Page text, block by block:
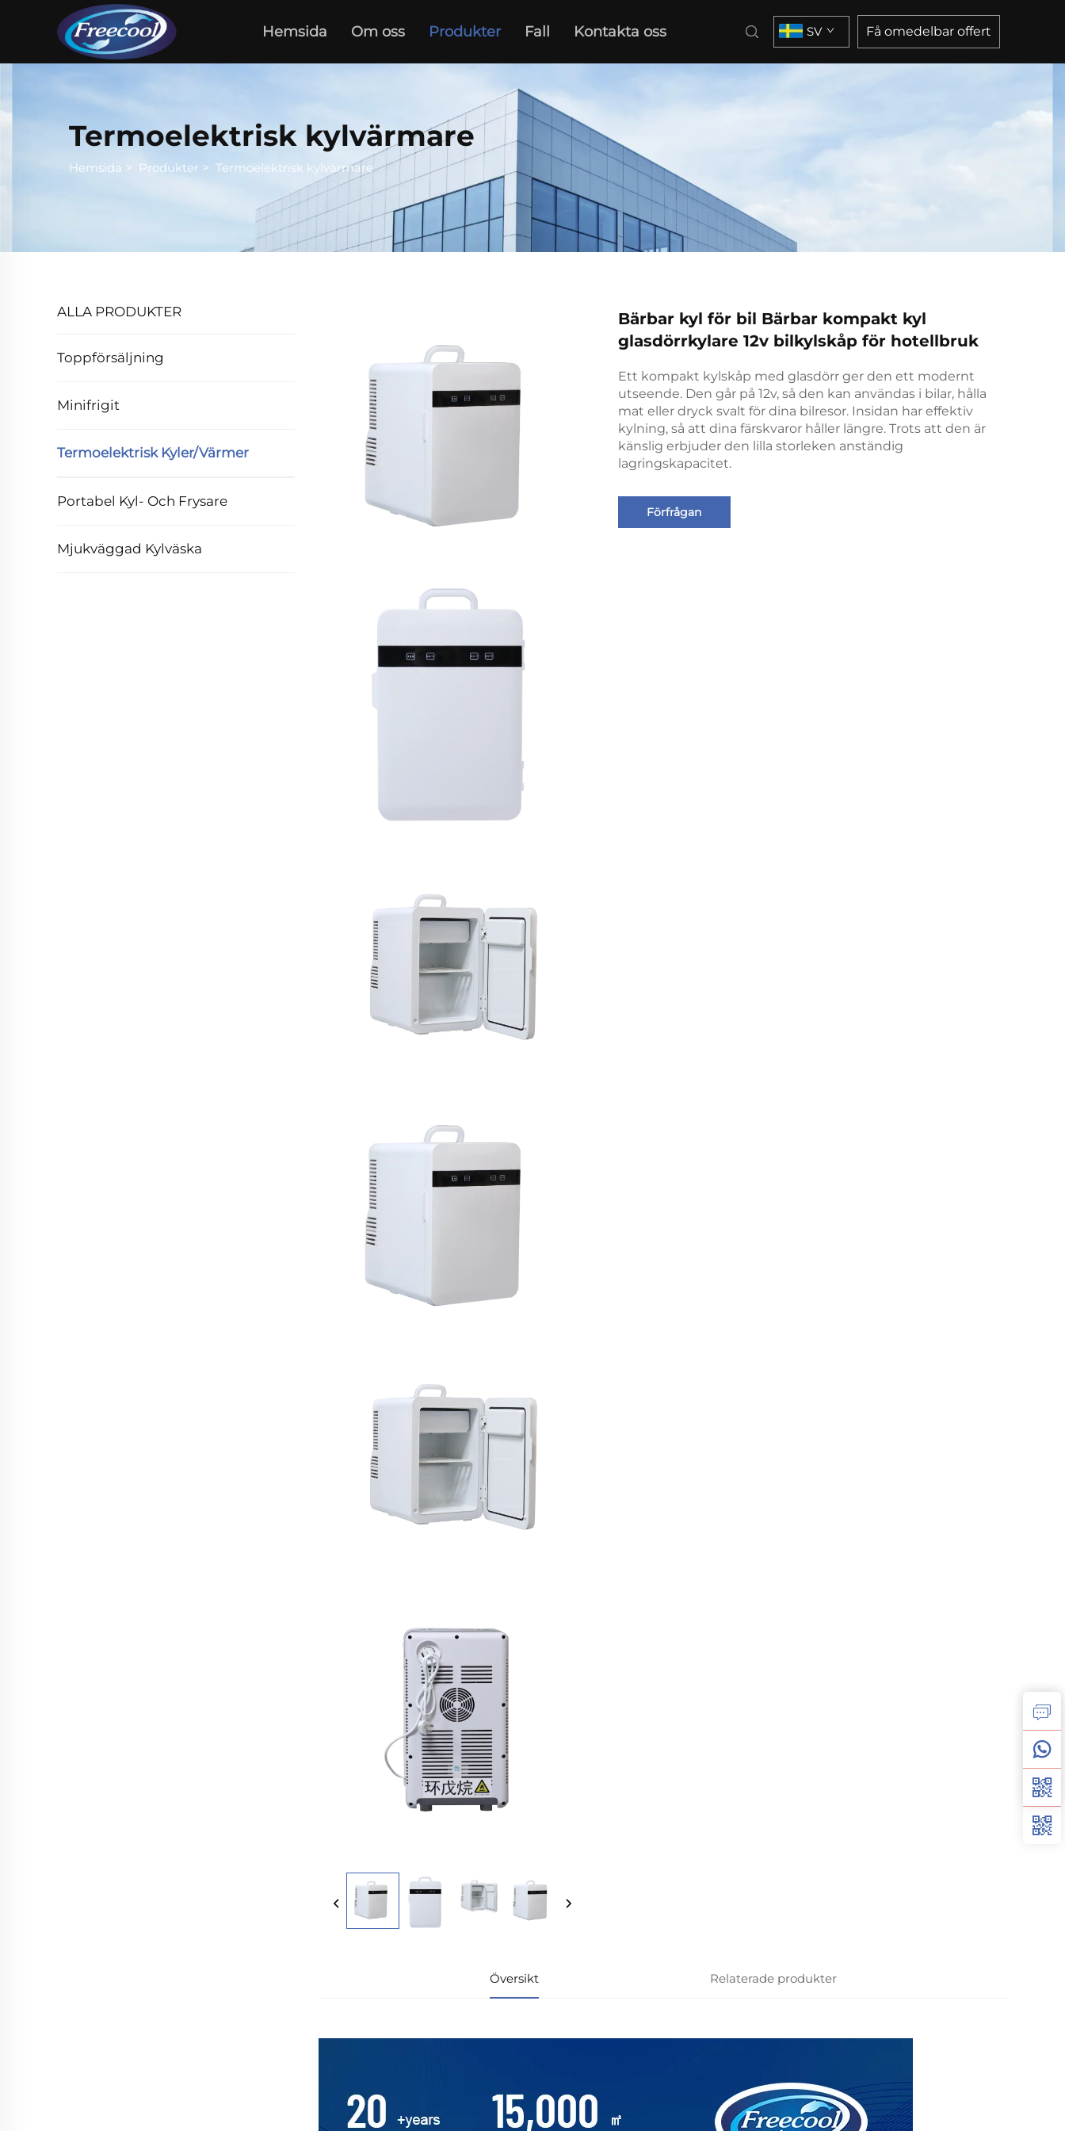
Hemsida Om oss Produkter Fall Kontakta oss SV Få omedelbar offert
Termoelektrisk kylvärmare
Hemsida > Produkter > Termoelektrisk kylvärmare
ALLA PRODUKTER
Toppförsäljning
Minifrigit
Termoelektrisk Kyler/Värmer
Portabel Kyl- Och Frysare
Mjukväggad Kylväska
Bärbar kyl för bil Bärbar kompakt kyl
glasdörrkylare 12v bilkylskåp för hotellbruk
Ett kompakt kylskåp med glasdörr ger den ett modernt
utseende. Den går på 12v, så den kan användas i bilar, hålla
mat eller dryck svalt för dina bilresor. Insidan har effektiv
kylning, så att dina färskvaror håller längre. Trots att den är
känslig erbjuder den lilla storleken anständig
lagringskapacitet.
Förfrågan
Översikt Relaterade produkter